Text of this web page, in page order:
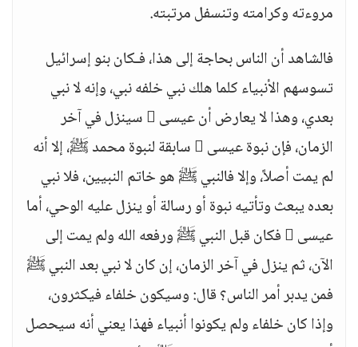
مروءته وكرامته وتنسفل مرتبته.
فالشاهد أن الناس بحاجة إلى هذا، فـكان بنو إسرائيل
تسوسهم الأنبياء كلما هلك نبي خلفه نبي، وإنه لا نبي
بعدي، وهذا لا يعارض أن عيسى  سينزل في آخر
الزمان، فإن نبوة عيسى  سابقة لنبوة محمد ﷺ، إلا أنه
لم يمت أصلاً، وإلا فالنبي ﷺ هو خاتم النبيين، فلا نبي
بعده يبعث وتأتيه نبوة أو رسالة أو ينزل عليه الوحي، أما
عيسى  فكان قبل النبي ﷺ ورفعه الله ولم يمت إلى
الآن، ثم ينزل في آخر الزمان، إن كان لا نبي بعد النبي ﷺ
فمن يدبر أمر الناس؟ قال: وسيكون خلفاء فيكثرون،
وإذا كان خلفاء ولم يكونوا أنبياء فهذا يعني أنه سيحصل